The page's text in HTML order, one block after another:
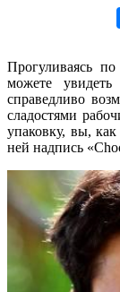
Прогуливаясь
можете
справедливо
сладостями
упаковку, вы,
ней надпись